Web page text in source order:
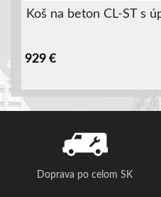
Koš na beton CL-ST s
929 €
Doprava po celom SK